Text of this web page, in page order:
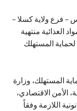
– فرع ولاية كسلا –
27 طنًا من المواد الغذائية منتهية
المستهلك
المستهلك، وزارة
الأمن الاقتصادي،
اللازمة وفقاً